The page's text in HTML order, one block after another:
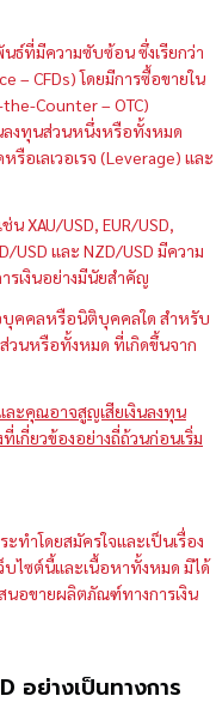
ธ์ที่มีความซับซ้อน ซึ่งเรียกว่า
– CFDs) โดยมีการซื้อขายใน
Counter – OTC)
ลงทุนส่วนหนึ่งหรือทั้งหมด
รือเลเวอเรจ (Leverage) และ
XAU/USD, EUR/USD,
USD และ NZD/USD มีความ
รเงินอย่างมีนัยสำคัญ
บุคคลหรือนิติบุคคลใด สำหรับ
วนหรือทั้งหมด ที่เกิดขึ้นจาก
ละคุณอาจสูญเสียเงินลงทุน
เกี่ยวข้องอย่างถี่ถ้วนก่อนเริ่ม
ทำโดยสมัครใจและเป็นเรื่อง
บไซต์นี้และเนื้อหาทั้งหมด มิได้
นอขายผลิตภัณฑ์ทางการเงิน
อย่างเป็นทางการ